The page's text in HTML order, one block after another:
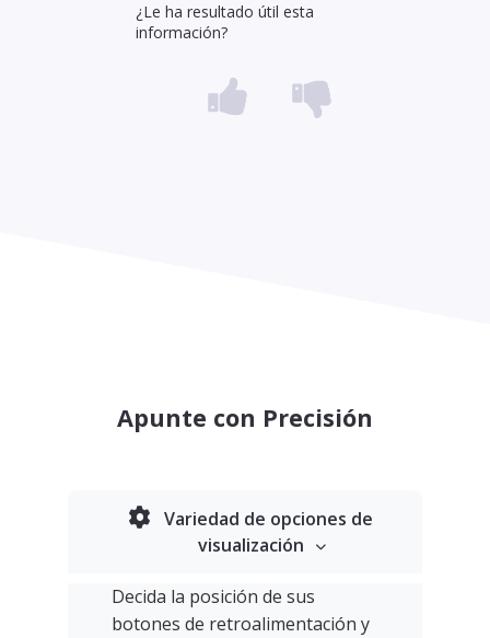
¿Le ha resultado útil esta
información?
Apunte con Precisión
Variedad de opciones de
visualización
Decida la posición de sus
botones de retroalimentación y